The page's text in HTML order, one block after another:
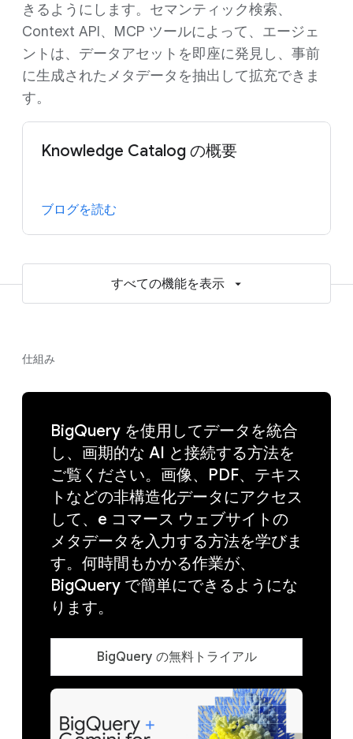
きるようにします。セマンティック検索、
Context API、MCP ツールによって、エージェ
ントは、データアセットを即座に発見し、事前
に生成されたメタデータを抽出して拡充できま
す。
Knowledge Catalog の概要
ブログを読む
すべての機能を表示
仕組み
⁠BigQuery を使用してデータを統合
し、画期的な AI と接続する方法を
ご覧ください。画像、PDF、テキス
トなどの非構造化データにアクセス
して、e コマース ウェブサイトの
メタデータを入力する方法を学びま
す。何時間もかかる作業が、
BigQuery で簡単にできるようにな
ります。
BigQuery の無料トライアル